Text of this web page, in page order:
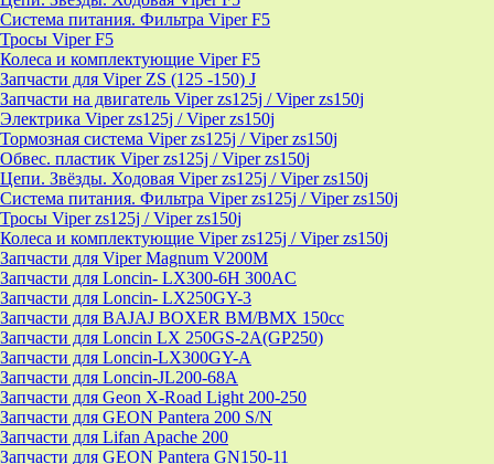
Система питания. Фильтра Viper F5
Тросы Viper F5
Колеса и комплектующие Viper F5
Запчасти для Viper ZS (125 -150) J
Запчасти на двигатель Viper zs125j / Viper zs150j
Электрика Viper zs125j / Viper zs150j
Тормозная система Viper zs125j / Viper zs150j
Обвес. пластик Viper zs125j / Viper zs150j
Цепи. Звёзды. Ходовая Viper zs125j / Viper zs150j
Система питания. Фильтра Viper zs125j / Viper zs150j
Тросы Viper zs125j / Viper zs150j
Колеса и комплектующие Viper zs125j / Viper zs150j
Запчасти для Viper Magnum V200M
Запчасти для Loncin- LX300-6H 300AC
Запчасти для Loncin- LX250GY-3
Запчасти для BAJAJ BOXER BM/ВМX 150cc
Запчасти для Loncin LX 250GS-2A(GP250)
Запчасти для Loncin-LX300GY-A
Запчасти для Loncin-JL200-68A
Запчасти для Geon X-Road Light 200-250
Запчасти для GEON Pantera 200 S/N
Запчасти для Lifan Apache 200
Запчасти для GEON Pantera GN150-11